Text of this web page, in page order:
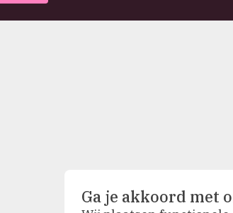
Ga je akkoord met